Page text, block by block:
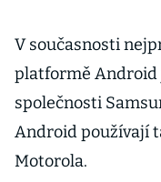
V současnosti
platformě Android
společnosti
Android používají
Motorola.